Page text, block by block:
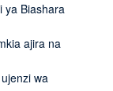
ya Biashara
ajira na
wa